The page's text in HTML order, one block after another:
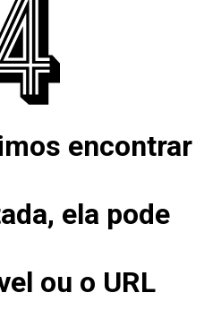
encontrar
ela pode
ou o URL